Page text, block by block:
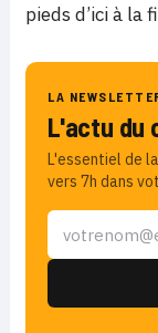
pieds d’ici à la
LA
L'actu du
L'essentiel de
vers 7h dans